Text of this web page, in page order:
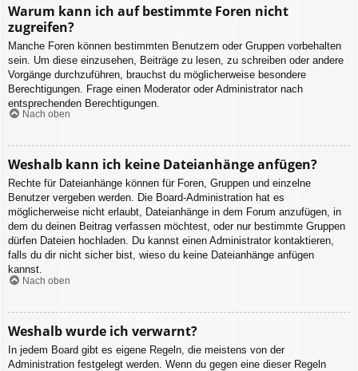
Warum kann ich auf bestimmte Foren nicht
zugreifen?
Manche Foren können bestimmten Benutzern oder Gruppen vorbehalten
sein. Um diese einzusehen, Beiträge zu lesen, zu schreiben oder andere
Vorgänge durchzuführen, brauchst du möglicherweise besondere
Berechtigungen. Frage einen Moderator oder Administrator nach
entsprechenden Berechtigungen.
Nach oben
Weshalb kann ich keine Dateianhänge anfügen?
Rechte für Dateianhänge können für Foren, Gruppen und einzelne
Benutzer vergeben werden. Die Board-Administration hat es
möglicherweise nicht erlaubt, Dateianhänge in dem Forum anzufügen, in
dem du deinen Beitrag verfassen möchtest, oder nur bestimmte Gruppen
dürfen Dateien hochladen. Du kannst einen Administrator kontaktieren,
falls du dir nicht sicher bist, wieso du keine Dateianhänge anfügen
kannst.
Nach oben
Weshalb wurde ich verwarnt?
In jedem Board gibt es eigene Regeln, die meistens von der
Administration festgelegt werden. Wenn du gegen eine dieser Regeln